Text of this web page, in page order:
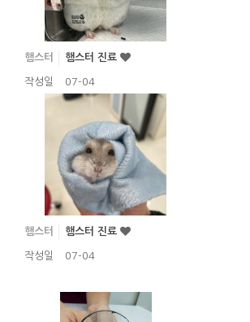
햄스터 햄스터 진료
작성일 07-04
햄스터 햄스터 진료
작성일 07-04